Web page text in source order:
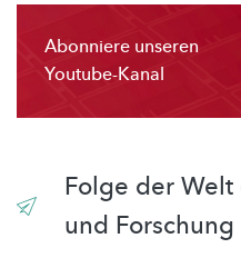
Abonniere unseren
Youtube-Kanal
Folge der
und